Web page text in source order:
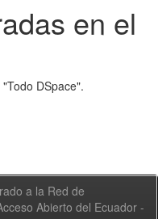
en el
DSpace".
a la Red de
Abierto del Ecuador -